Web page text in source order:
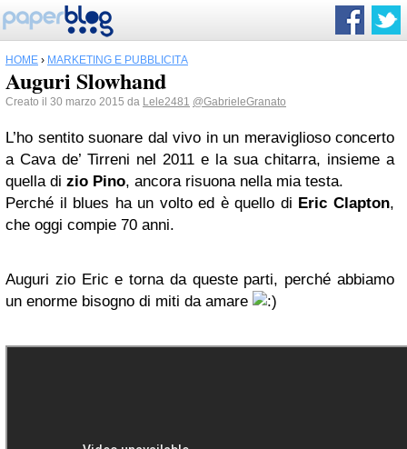
HOME › MARKETING E PUBBLICITÀ
Auguri Slowhand
Creato il 30 marzo 2015 da Lele2481 @GabrieleGranato
L’ho sentito suonare dal vivo in un meraviglioso concerto
a Cava de’ Tirreni nel 2011 e la sua chitarra, insieme a
quella di zio Pino, ancora risuona nella mia testa.
Perché il blues ha un volto ed è quello di Eric Clapton,
che oggi compie 70 anni.
Auguri zio Eric e torna da queste parti, perché abbiamo
un enorme bisogno di miti da amare